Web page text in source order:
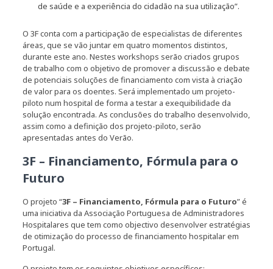
de saúde e a experiência do cidadão na sua utilização”.
O 3F conta com a participação de especialistas de diferentes
áreas, que se vão juntar em quatro momentos distintos,
durante este ano. Nestes workshops serão criados grupos
de trabalho com o objetivo de promover a discussão e debate
de potenciais soluções de financiamento com vista à criação
de valor para os doentes. Será implementado um projeto-
piloto num hospital de forma a testar a exequibilidade da
solução encontrada. As conclusões do trabalho desenvolvido,
assim como a definição dos projeto-piloto, serão
apresentadas antes do Verão.
3F – Financiamento, Fórmula para o
Futuro
O projeto “3F – Financiamento, Fórmula para o Futuro” é
uma iniciativa da Associação Portuguesa de Administradores
Hospitalares que tem como objectivo desenvolver estratégias
de otimização do processo de financiamento hospitalar em
Portugal.